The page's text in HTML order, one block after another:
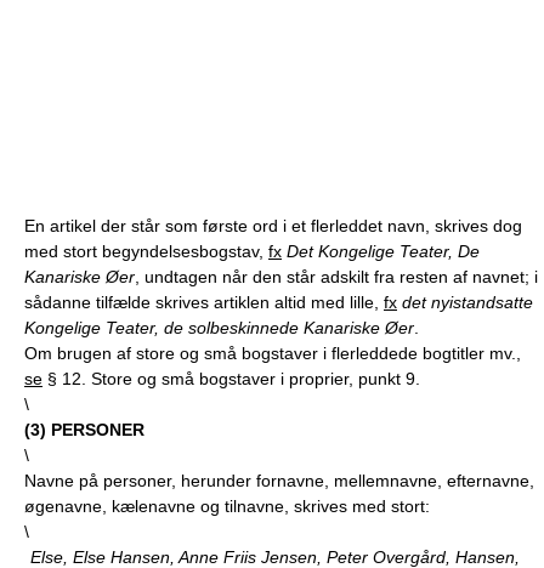
En artikel der står som første ord i et flerleddet navn, skrives dog
med stort begyndelsesbogstav, fx Det Kongelige Teater, De
Kanariske Øer , undtagen når den står adskilt fra resten af navnet; i
sådanne tilfælde skrives artiklen altid med lille, fx det nyistandsatte
Kongelige Teater, de solbeskinnede Kanariske Øer
Om brugen af store og små bogstaver i flerleddede bogtitler mv.,
se § 12. Store og små bogstaver i proprier, punkt 9.
\
(3) PERSONER
\
Navne på personer, herunder fornavne, mellemnavne, efternavne,
øgenavne, kælenavne og tilnavne, skrives med stort:
\
Else, Else Hansen, Anne Friis Jensen, Peter Overgård, Hansen,